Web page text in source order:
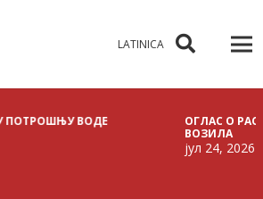
LATINICA
ВОДЕ
ОГЛАС О
ВОЗИЛА
јул 24, 2026